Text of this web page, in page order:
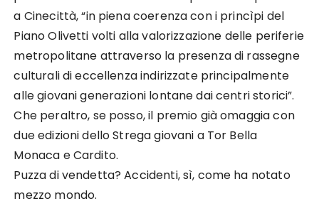
a Cinecittà, “in piena coerenza con i princìpi del
Piano Olivetti volti alla valorizzazione delle periferie
metropolitane attraverso la presenza di rassegne
culturali di eccellenza indirizzate principalmente
alle giovani generazioni lontane dai centri storici”.
Che peraltro, se posso, il premio già omaggia con
due edizioni dello Strega giovani a Tor Bella
Monaca e Cardito.
Puzza di vendetta? Accidenti, sì, come ha notato
mezzo mondo.